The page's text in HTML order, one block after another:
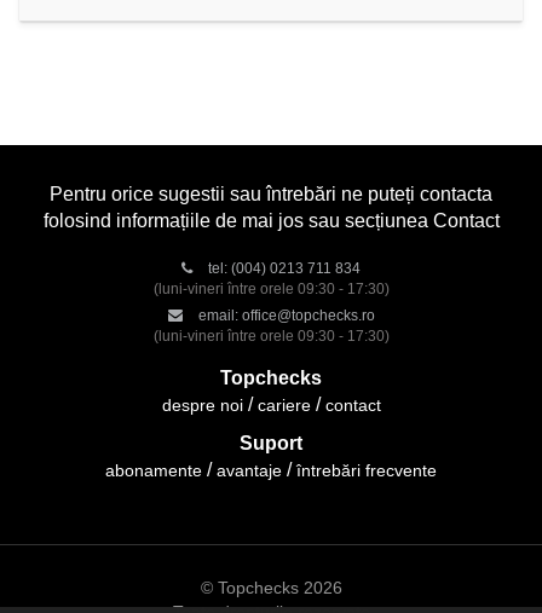
Pentru orice sugestii sau întrebări ne puteți contacta
folosind informațiile de mai jos sau secțiunea Contact
tel: (004) 0213 711 834
(luni-vineri între orele 09:30 - 17:30)
email: office@topchecks.ro
(luni-vineri între orele 09:30 - 17:30)
Topchecks
despre noi cariere contact
Suport
abonamente avantaje întrebări frecvente
© Topchecks 2026